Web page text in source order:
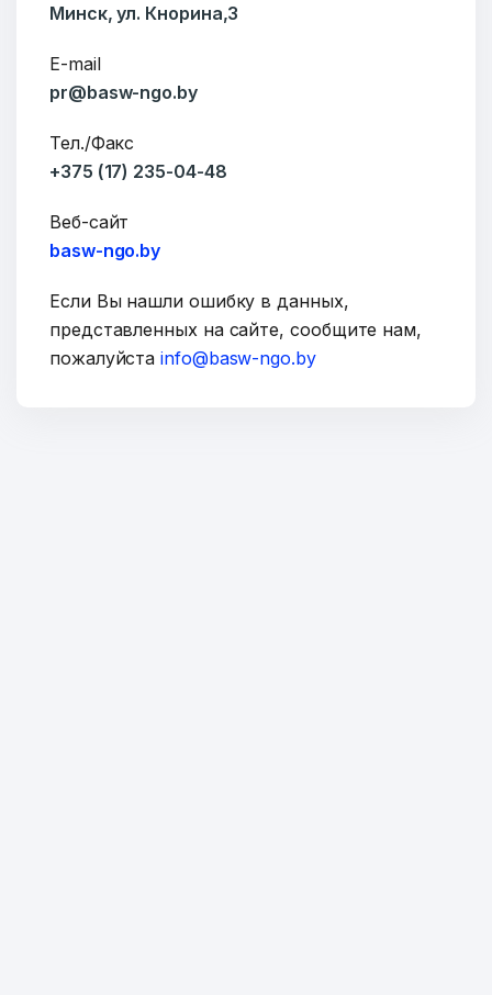
Ваше имя
Тема
Сообщение
Минск, ул. Кнорина,3
E-mail
pr@basw-ngo.by
Тел./Факс
+375 (17) 235-04-48
Веб-сайт
basw-ngo.by
Если Вы нашли ошибку в данных,
представленных на сайте, сообщите нам,
пожалуйстаinfo@basw-ngo.by